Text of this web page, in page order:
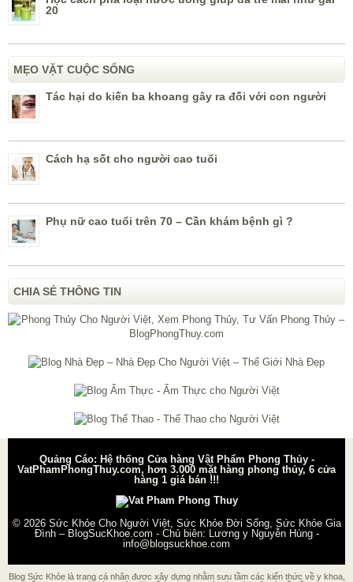
20
MẸO VẶT CUỘC SỐNG
Tác hại do kiến ba khoang gây ra đối với con người
Cách hạ sốt cho người cao tuổi
Phụ nữ cao tuổi trên 70 – Cần khám bệnh gì ?
CHIA SẺ THÔNG TIN
Quảng Cáo: Hệ thống Cửa hàng Vật Phẩm Phong Thủy -
VatPhamPhongThuy.com, hơn 3.000 mặt hàng phong thủy, 6 cửa
hàng 1 giá bán !!!
© 2026 Sức Khỏe Cho Người Việt, Sức Khỏe Đời Sống, Sức Khỏe Gia
Đình – BlogSucKhoe.com - Chủ biên: Lương y Nguyễn Hùng-
info@blogsuckhoe.com
Blog Sức Khỏe là trang cá nhân được xây dựng nhằm sưu tầm các kiến thức về y khoa,